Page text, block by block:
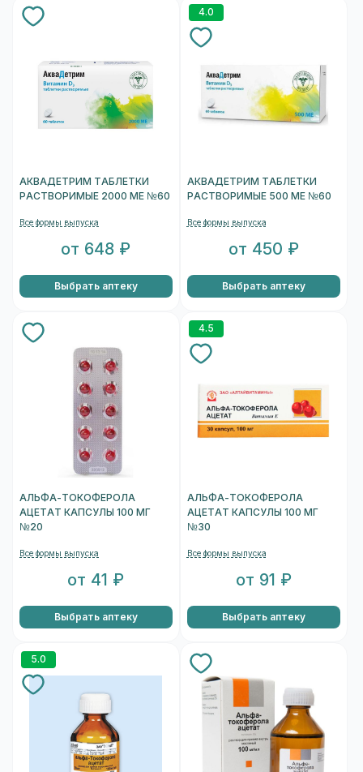
АКВАДЕТРИМ ТАБЛЕТКИ
РАСТВОРИМЫЕ 2000 МЕ №60
Все формы выпуска
от 648 ₽
Выбрать аптеку
4.0
АКВАДЕТРИМ ТАБЛЕТКИ
РАСТВОРИМЫЕ 500 МЕ №60
Все формы выпуска
от 450 ₽
Выбрать аптеку
АЛЬФА-ТОКОФЕРОЛА
АЦЕТАТ КАПСУЛЫ 100 МГ
№20
Все формы выпуска
от 41 ₽
Выбрать аптеку
4.5
АЛЬФА-ТОКОФЕРОЛА
АЦЕТАТ КАПСУЛЫ 100 МГ
№30
Все формы выпуска
от 91 ₽
Выбрать аптеку
5.0